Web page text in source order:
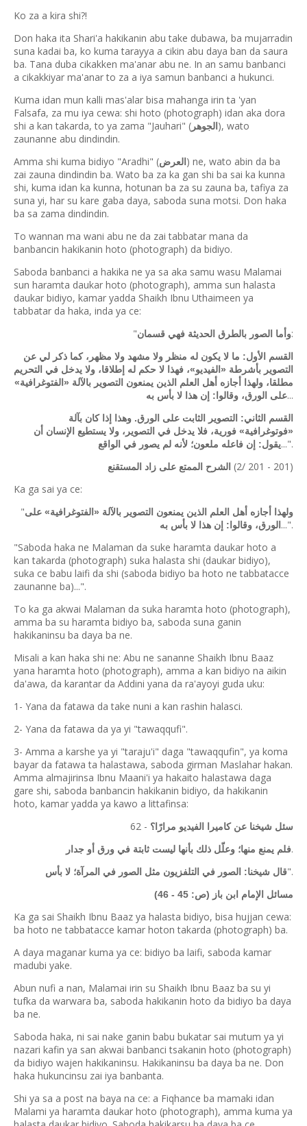
Ko za a kira shi?!
Don haka ita Shari'a hakikanin abu take dubawa, ba mujarradin
suna kadai ba, ko kuma tarayya a cikin abu daya ban da saura
ba. Tana duba cikakken ma'anar abu ne. In an samu banbanci
a cikakkiyar ma'anar to za a iya samun banbanci a hukunci.
Kuma idan mun kalli mas'alar bisa mahanga irin ta 'yan
Falsafa, za mu iya cewa: shi hoto (photograph) idan aka dora
shi a kan takarda, to ya zama "Jauhari" ( الجوهر ), wato
zaunanne abu dindindin.
Amma shi kuma bidiyo "Aradhi" (العرض ) ne, wato abin da ba
zai zauna dindindin ba. Wato ba za ka gan shi ba sai ka kunna
shi, kuma idan ka kunna, hotunan ba za su zauna ba, tafiya za
suna yi, har su kare gaba daya, saboda suna motsi. Don haka
ba sa zama dindindin.
To wannan ma wani abu ne da zai tabbatar mana da
banbancin hakikanin hoto (photograph) da bidiyo.
Saboda banbanci a hakika ne ya sa aka samu wasu Malamai
sun haramta daukar hoto (photograph), amma sun halasta
daukar bidiyo, kamar yadda Shaikh Ibnu Uthaimeen ya
tabbatar da haka, inda ya ce:
"وأما الصور بالطرق الحديثة فهي قسمان:
القسم الأول: ما لا يكون له منظر ولا مشهد ولا مظهر، كما ذكر لي عن
التصوير بأشرطة «الفيديو»، فهذا لا حكم له إطلاقا، ولا يدخل في التحريم
مطلقا، ولهذا أجازه أهل العلم الذين يمنعون التصوير بالآلة «الفتوغرافية»
على الورق، وقالوا: إن هذا لا بأس به...
القسم الثاني: التصوير الثابت على الورق. وهذا إذا كان بآلة
«فوتوغرافية» فورية، فلا يدخل في التصوير، ولا يستطيع الإنسان أن
يقول: إن فاعله ملعون؛ لأنه لم يصور في الواقع...".
الشرح الممتع على زاد المستقنع (2/ 201 - 201)
Ka ga sai ya ce:
"ولهذا أجازه أهل العلم الذين يمنعون التصوير بالآلة «الفتوغرافية» على
الورق، وقالوا: إن هذا لا بأس به ...".
"Saboda haka ne Malaman da suke haramta daukar hoto a
kan takarda (photograph) suka halasta shi (daukar bidiyo),
suka ce babu laifi da shi (saboda bidiyo ba hoto ne tabbatacce
zaunanne ba)...".
To ka ga akwai Malaman da suka haramta hoto (photograph),
amma ba su haramta bidiyo ba, saboda suna ganin
hakikaninsu ba daya ba ne.
Misali a kan haka shi ne: Abu ne sananne Shaikh Ibnu Baaz
yana haramta hoto (photograph), amma a kan bidiyo na aikin
da'awa, da karantar da Addini yana da ra'ayoyi guda uku:
1- Yana da fatawa da take nuni a kan rashin halasci.
2- Yana da fatawa da ya yi "tawaqqufi".
3- Amma a karshe ya yi "taraju'i" daga "tawaqqufin", ya koma
bayar da fatawa ta halastawa, saboda girman Maslahar hakan.
Amma almajirinsa Ibnu Maani'i ya hakaito halastawa daga
gare shi, saboda banbancin hakikanin bidiyo, da hakikanin
hoto, kamar yadda ya kawo a littafinsa:
62 - سئل شيخنا عن كاميرا الفيديو مرارًا؟
فلم يمنع منها؛ وعلّل ذلك بأنها ليست ثابتة في ورق أو جدار.
قال شيخنا: الصور في التلفزيون مثل الصور في المرآة؛ لا بأس".
مسائل الإمام ابن باز (ص: 45 - 46)
Ka ga sai Shaikh Ibnu Baaz ya halasta bidiyo, bisa hujjan cewa:
ba hoto ne tabbatacce kamar hoton takarda (photograph) ba.
A daya maganar kuma ya ce: bidiyo ba laifi, saboda kamar
madubi yake.
Abun nufi a nan, Malamai irin su Shaikh Ibnu Baaz ba su yi
tufka da warwara ba, saboda hakikanin hoto da bidiyo ba daya
ba ne.
Saboda haka, ni sai nake ganin babu bukatar sai mutum ya yi
nazari kafin ya san akwai banbanci tsakanin hoto (photograph)
da bidiyo wajen hakikaninsu. Hakikaninsu ba daya ba ne. Don
haka hukuncinsu zai iya banbanta.
Shi ya sa a post na baya na ce: a Fiqhance ba mamaki idan
Malami ya haramta daukar hoto (photograph), amma kuma ya